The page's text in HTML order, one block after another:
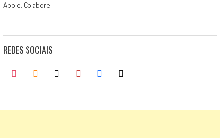
Apoie: Colabore
REDES SOCIAIS